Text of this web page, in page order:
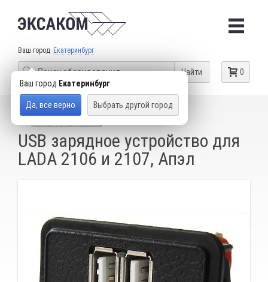
Ваш город Екатеринбург
Ваш город Екатеринбург
Да, все верно Выбрать другой город
0
Найти
КАТАЛОГ ТОВАРОВ
ОБОРУДОВАНИЕ ДЛЯ ЧИП-ТЮНИНГА
USB зарядное устройство для
LADA 2106 и 2107, Апэл